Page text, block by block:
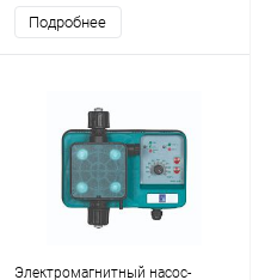
Подробнее
Электромагнитный насос-